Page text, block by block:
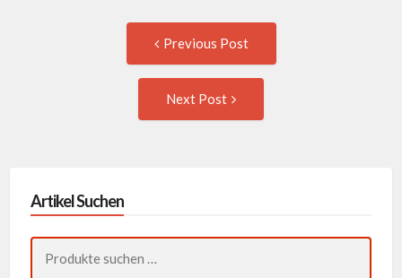
navigation
Previous Post
Next Post
Artikel Suchen
nach: